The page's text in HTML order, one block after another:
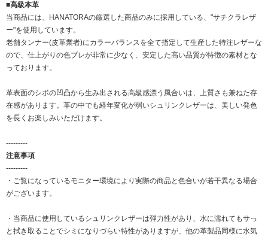
■高級本革
当商品には、HANATORAの厳選した商品のみに採用している、"サチクラレザ
ー"を使用しています。
老舗タンナー(皮革業者)にカラーバランスを全て指定して生産した特注レザーな
ので、仕上がりの色ブレが非常に少なく、安定した高い品質が特徴の素材とな
っております。
革表面のシボの凹凸から生み出される高級感漂う風合いは、上質さも兼ねた存
在感があります。革の中でも経年変化が弱いシュリンクレザーは、美しい発色
を長くお楽しみいただけます。
---------
注意事項
---------
・ご覧になっているモニター環境により実際の商品と色合いが若干異なる場合
がございます。
・当商品に使用しているシュリンクレザーは弾力性があり、水に濡れてもサっ
と拭き取ることでシミになりづらい特性がありますが、他の革製品同様に水気